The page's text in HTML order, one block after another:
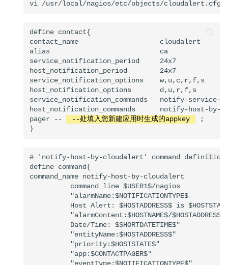
统计分析
6月8日告警级别配置升级说明
define contact{
contact_name                    cloudalert
alias                           ca
service_notification_period     24x7
host_notification_period        24x7
service_notification_options    w,u,c,r,f,s
host_notification_options       d,u,r,f,s
service_notification_commands   notify-
host_notification_commands      notify-host-
pager --
--处填入您新建应用时生成的appkey
;
# 'notify-host-by-cloudalert' command definition
define command{
command_name notify-host-by-cloudalert
          command_line $USER1$/nagios
          "alarmName:$NOTIFICATIONTYPE$
Host Alert: $HOSTADDRESS$ is
"alarmContent:$HOSTNAME$/$HOSTADDRESS$
          Date/Time: $SHORTDATETIME$"
          "entityName:$HOSTADDRESS$"
          "priority:$HOSTSTATE$"
          "app:$CONTACTPAGER$"